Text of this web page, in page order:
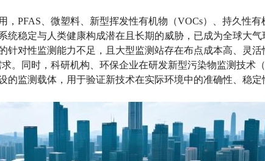
PFAS、微塑料、新型挥发性有机物（VOCs）、持久性
统稳定与人类健康构成潜在且长期的威胁，已成为全球大
针对性监测能力不足，且大型监测站存在布点成本高、灵
。同时，科研机构、环保企业在研发新型污染物监测技术
的监测载体，用于验证新技术在实际环境中的准确性、稳